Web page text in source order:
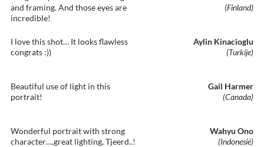
and framing. And those eyes are
incredible!
(Finland)
I love this shot… It looks flawless
congrats :))
Aylin Kinacioglu
(Turkije)
Beautiful use of light in this
portrait!
Gail Harmer
(Canada)
Wonderful portrait with strong
character….great lighting, Tjeerd..!
Wahyu Ono
(Indonesië)